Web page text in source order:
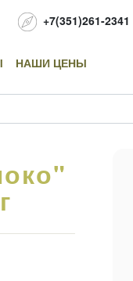
+7(351)261-2341
НАШИ ЦЕНЫ